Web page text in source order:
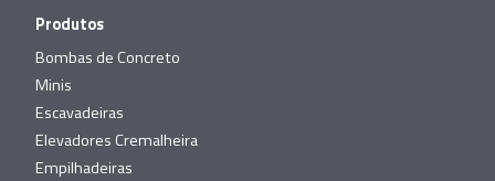
Produtos
Bombas de Concreto
Minis
Escavadeiras
Elevadores Cremalheira
Empilhadeiras